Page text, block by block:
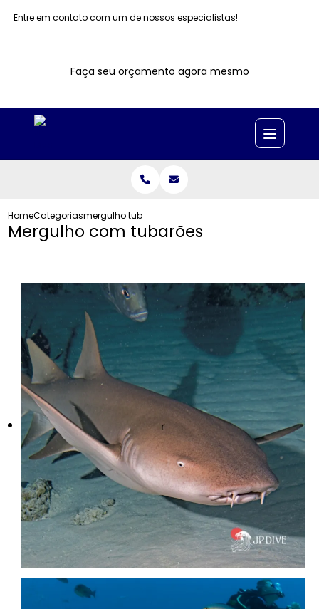
Entre em contato com um de nossos especialistas!
Faça seu orçamento agora mesmo
HomeCategoriasmergulho tubaroes
Mergulho com tubarões